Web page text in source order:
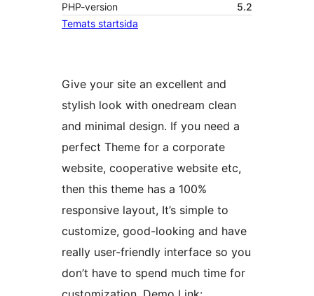
PHP-version
5.2
Temats startsida
Give your site an excellent and
stylish look with onedream clean
and minimal design. If you need a
perfect Theme for a corporate
website, cooperative website etc,
then this theme has a 100%
responsive layout, It’s simple to
customize, good-looking and have
really user-friendly interface so you
don’t have to spend much time for